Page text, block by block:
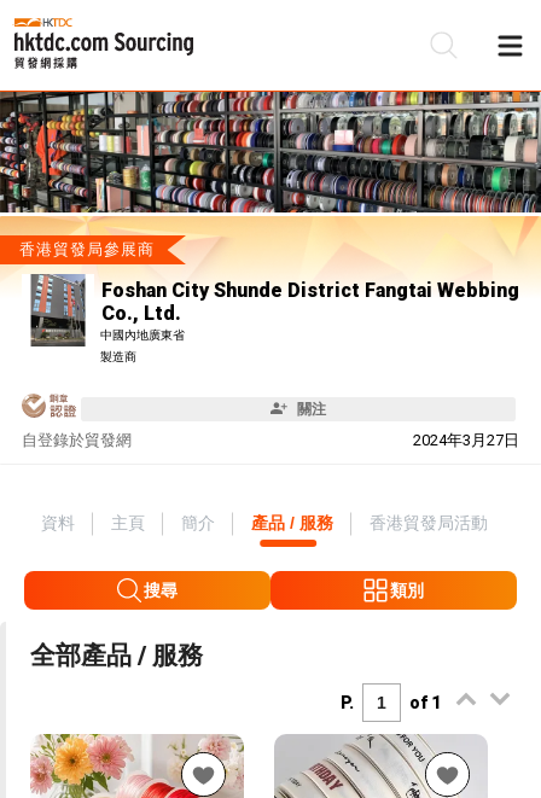
香港貿發局參展商
Foshan City Shunde District Fangtai Webbing
Co., Ltd.
中國內地廣東省
製造商
關注
自 2024年3月27日
登錄於貿發網
資料 主頁 簡介 產品 / 服務 香港貿發局活動
搜尋 類別
全部產品 / 服務
P. of 1